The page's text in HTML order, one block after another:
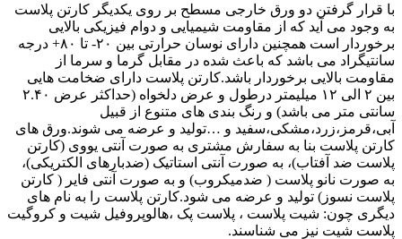
با قرار گرفتن دو ورق خارجی مسطح بر روی یکدیگر کارتن پلاست
به وجود می آید که از مقاومت شیمیایی و دوام فیزیکی بالایی
برخوردار است همچنین دارای نوسان حرارتی بین ۲۰- تا ۸۰+ درجه
سانتیگراد می باشد که باعث شده در مقابل گرما و سرما از
مقاومت بالایی برخوردار باشد.کارتن پلاست دارای ضخامت هایی
بین ۲ الی ۱۲ میلیمتر درطول و عرض دلخواه (حداکثر عرض ۲.۴۰
سانتی متر می باشد) و رنگ بندی های متنوع از قبیل
آبی،قرمز،زرد،مشکی،سفید و …تولید و عرضه می شوند.ورق های
کارتن پلاست بنا به سفارش مشتری به صورت آنتی یووی (کارتن
پلاست ضد آفتاب)، به صورت آنتی استاتیک (ضدبارهای الکتریکی)،
به صورت نانو پلاست ( ضدمیکروب) و به صورت آنتی فایر ( کارتن
پلاست نسوز) تولید و عرضه می شود.کارتن پلاست را به نام های
دیگری چون: شیت پلاست ، پلاست پک ،هالوپروفیل شیت و کروگیت
پلاست شیت نیز می شناسند.